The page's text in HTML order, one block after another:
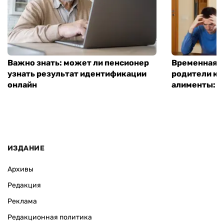
Важно знать: может ли пенсионер
узнать результат идентификации
онлайн
Временная
родители
алименты:
ИЗДАНИЕ
Архивы
Редакция
Реклама
Редакционная политика